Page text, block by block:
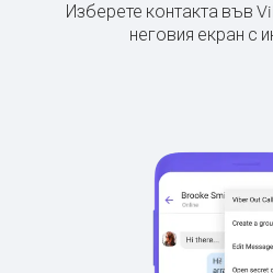
Изберете контакта във
неговия екран с